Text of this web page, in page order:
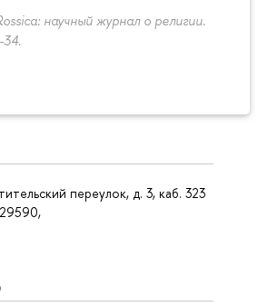
научный журнал о религии.
переулок, д. 3, каб. 323